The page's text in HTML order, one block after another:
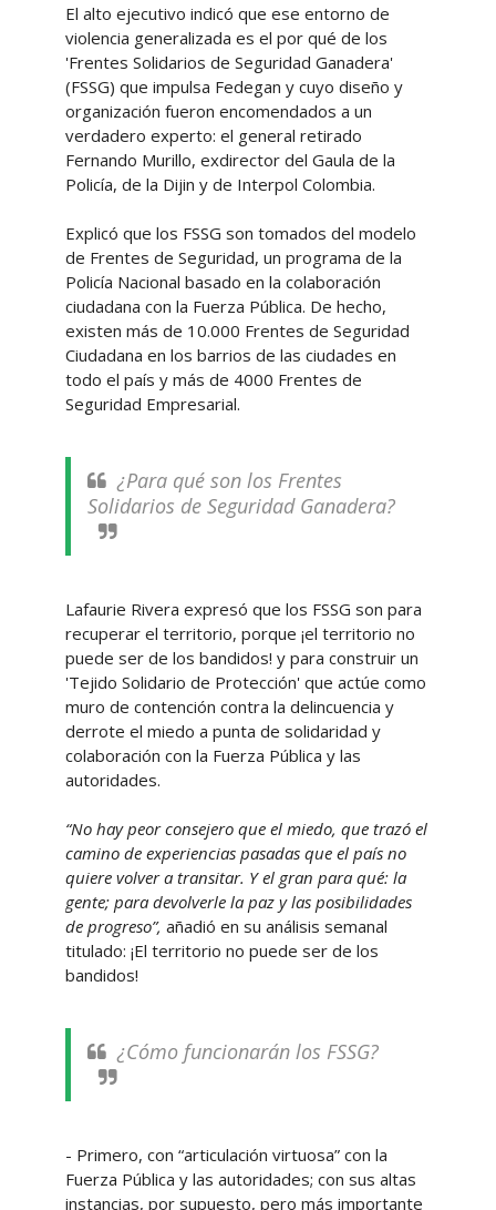
El alto ejecutivo indicó que ese entorno de
violencia generalizada es el por qué de los
'Frentes Solidarios de Seguridad Ganadera'
(FSSG) que impulsa Fedegan y cuyo diseño y
organización fueron encomendados a un
verdadero experto: el general retirado
Fernando Murillo, exdirector del Gaula de la
Policía, de la Dijin y de Interpol Colombia.
Explicó que los FSSG son tomados del modelo
de Frentes de Seguridad, un programa de la
Policía Nacional basado en la colaboración
ciudadana con la Fuerza Pública. De hecho,
existen más de 10.000 Frentes de Seguridad
Ciudadana en los barrios de las ciudades en
todo el país y más de 4000 Frentes de
Seguridad Empresarial.
¿Para qué son los Frentes
Solidarios de Seguridad Ganadera?
Lafaurie Rivera expresó que los FSSG son para
recuperar el territorio, porque ¡el territorio no
puede ser de los bandidos! y para construir un
'Tejido Solidario de Protección' que actúe como
muro de contención contra la delincuencia y
derrote el miedo a punta de solidaridad y
colaboración con la Fuerza Pública y las
autoridades.
“No hay peor consejero que el miedo, que trazó el
camino de experiencias pasadas que el país no
quiere volver a transitar. Y el gran para qué: la
gente; para devolverle la paz y las posibilidades
de progreso”, añadió en su análisis semanal
titulado: ¡El territorio no puede ser de los
bandidos!
¿Cómo funcionarán los FSSG?
- Primero, con “articulación virtuosa” con la
Fuerza Pública y las autoridades; con sus altas
instancias, por supuesto, pero más importante